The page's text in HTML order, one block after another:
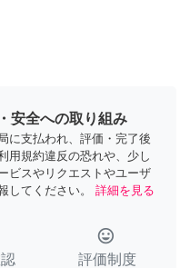
安全への取り組み
に支払われ、評価・完了後
用規約違反の恐れや、少し
ビスやリクエストやユーザ
してください。
詳細を見る
tag_faces
評価制度